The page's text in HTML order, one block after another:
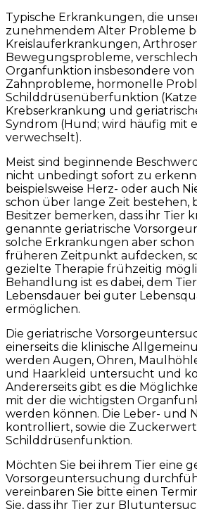
Typische Erkrankungen, die
zunehmendem Alter Probleme
Kreislauferkrankungen,
Bewegungsprobleme,
Organfunktion insbesondere von
Zahnprobleme, hormonelle
Schilddrüsenüberfunktion
Krebserkrankung und
Syndrom (Hund; wird häufig mit
verwechselt).
Meist sind beginnende
nicht unbedingt sofort zu
beispielsweise Herz- oder auch
schon über lange Zeit bestehen,
Besitzer bemerken, dass ihr Tier
genannte geriatrische
solche Erkrankungen aber schon
früheren Zeitpunkt aufdecken,
gezielte Therapie frühzeitig
Behandlung ist es dabei, dem
Lebensdauer bei guter
ermöglichen.
Die geriatrische
einerseits die klinische
werden Augen, Ohren,
und Haarkleid untersucht und
Andererseits gibt es die
mit der die wichtigsten
werden können. Die Leber- und
kontrolliert, sowie die
Schilddrüsenfunktion.
Möchten Sie bei ihrem Tier eine
Vorsorgeuntersuchung
vereinbaren Sie bitte einen
Sie, dass ihr Tier zur